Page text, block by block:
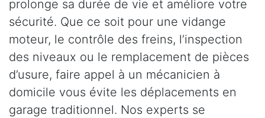
prolonge sa durée de vie et améliore votre
sécurité. Que ce soit pour une vidange
moteur, le contrôle des freins, l’inspection
des niveaux ou le remplacement de pièces
d’usure, faire appel à un mécanicien à
domicile vous évite les déplacements en
garage traditionnel. Nos experts se